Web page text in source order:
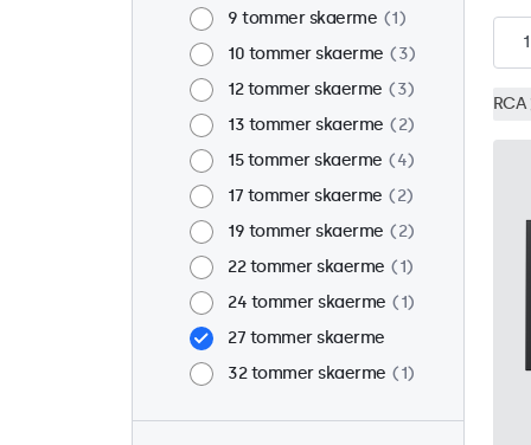
9 tommer skaerme
1
10 tommer skaerme
3
12 tommer skaerme
3
13 tommer skaerme
2
15 tommer skaerme
4
17 tommer skaerme
2
19 tommer skaerme
2
22 tommer skaerme
1
24 tommer skaerme
1
27 tommer skaerme
32 tommer skaerme
1
1
RCA